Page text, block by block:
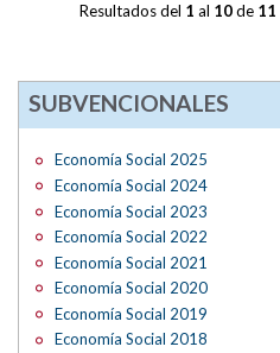
Resultados del 1 al 10de 11
SUBVENCIONALES
Economía Social 2025
Economía Social 2024
Economía Social 2023
Economía Social 2022
Economía Social 2021
Economía Social 2020
Economía Social 2019
Economía Social 2018